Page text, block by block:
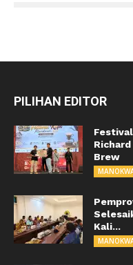
PILIHAN EDITOR
Brew
Kali...